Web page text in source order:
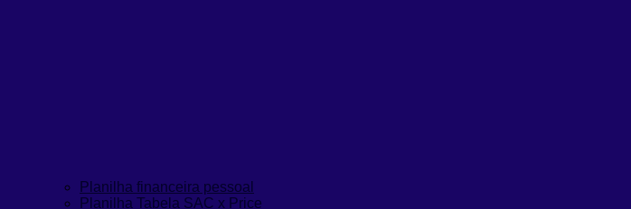
Planilha financeira pessoal
Planilha Tabela SAC x Price